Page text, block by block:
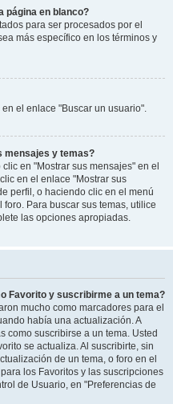
página en blanco?
para ser procesados por el
más específico en los términos y
el enlace "Buscar un usuario".
mensajes y temas?
en "Mostrar sus mensajes" en el
en el enlace "Mostrar sus
perfil, o haciendo clic en el menú
Para buscar sus temas, utilice
las opciones apropiadas.
Favorito y suscribirme a un tema?
mucho como marcadores para el
había una actualización. A
como suscribirse a un tema. Usted
se actualiza. Al suscribirte, sin
de un tema, o foro en el
los Favoritos y las suscripciones
de Usuario, en "Preferencias de